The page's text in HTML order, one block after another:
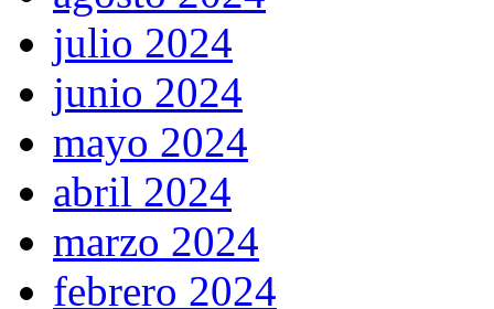
julio 2024
junio 2024
mayo 2024
abril 2024
marzo 2024
febrero 2024